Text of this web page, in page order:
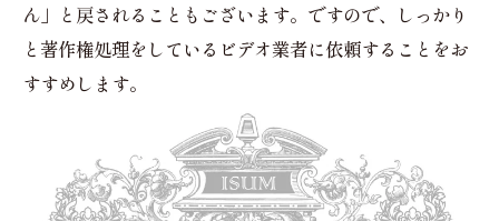
ん」と戻されることもございます。ですので、しっかり
と著作権処理をしているビデオ業者に依頼することをお
すすめします。